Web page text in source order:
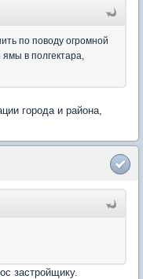
по поводу огромной
в полгектара,
города и района,
застройщику.